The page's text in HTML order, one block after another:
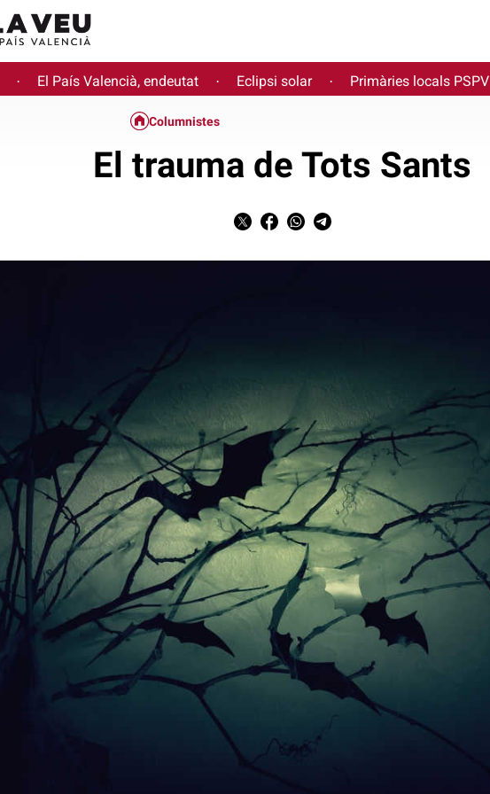
· El País Valencià, endeutat · Eclipsi solar · Primàries locals PSPV
Columnistes
El trauma de Tots Sants